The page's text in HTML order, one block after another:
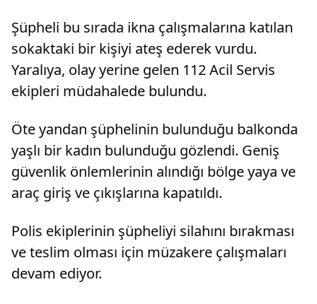
Şüpheli bu sırada ikna çalışmalarına katılan
sokaktaki bir kişiyi ateş ederek vurdu.
Yaralıya, olay yerine gelen 112 Acil Servis
ekipleri müdahalede bulundu.
Öte yandan şüphelinin bulunduğu balkonda
yaşlı bir kadın bulunduğu gözlendi. Geniş
güvenlik önlemlerinin alındığı bölge yaya ve
araç giriş ve çıkışlarına kapatıldı.
Polis ekiplerinin şüpheliyi silahını bırakması
ve teslim olması için müzakere çalışmaları
devam ediyor.